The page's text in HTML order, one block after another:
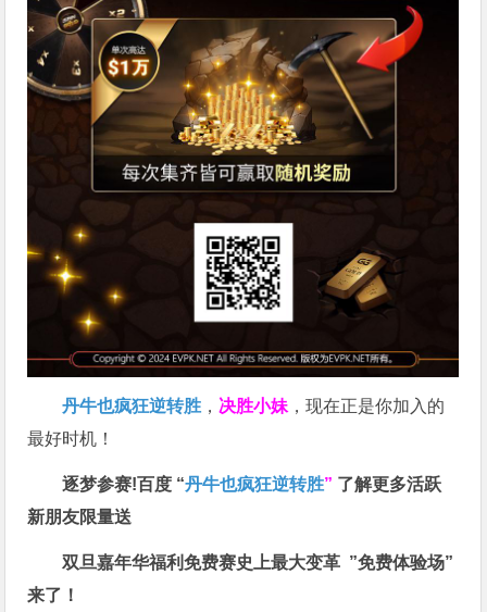
丹牛也疯狂逆转胜 ， 决胜小妹 ，现在正是你加入的
最好时机！
逐梦参赛!百度 “丹牛也疯狂逆转胜” 了解更多活跃
新朋友限量送
双旦嘉年华福利免费赛史上最大变革 ”免费体验场”
来了！